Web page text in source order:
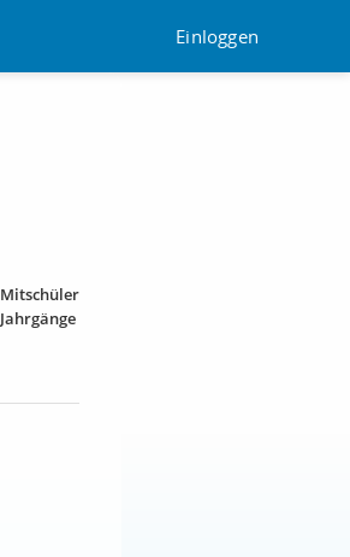
Einloggen
Mitschüler
Jahrgänge